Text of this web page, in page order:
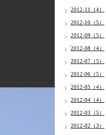
2012-11（4）
2012-10（5）
2012-09（5）
2012-08（4）
2012-07（5）
2012-06（5）
2012-05（4）
2012-04（4）
2012-03（5）
2012-02（3）